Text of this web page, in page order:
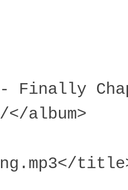
- Finally
/</album>
ng.mp3</